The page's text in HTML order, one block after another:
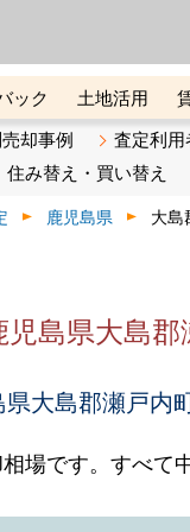
ック 土地活用
イン講座
リビン
却事例 査定利用
住み替え・買い替え
鹿児島県 大島
児島県大島
大島郡瀬戸内
場です。すべて